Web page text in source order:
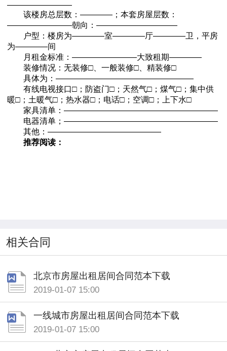
————————
该楼房总层数：————；本套房屋层数：
————————朝向：——————————
户型：楼房为————室————厅————卫，平房
为————间
月租金标准：————————大致租期————
装修情况：无装修□、一般装修□、精装修□
具体为：—————————————————
有线电视接口□；防盗门□；天然气□；煤气□；集中供
暖□；土暖气□；热水器□；电话□；空调□；上下水□
家具清单：———————————————————
电器清单；———————————————————
其他：——————————————
推荐阅读：
相关合同
北京市房屋出租居间合同范本下载
2019-01-07 15:00
一线城市房屋出租居间合同范本下载
2019-01-07 15:00